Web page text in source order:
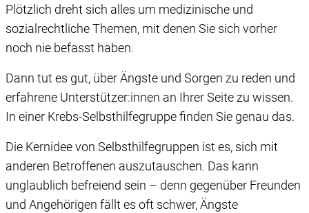
Plötzlich dreht sich alles um medizinische und
sozialrechtliche Themen, mit denen Sie sich vorher
noch nie befasst haben.
Dann tut es gut, über Ängste und Sorgen zu reden und
erfahrene Unterstützer:innen an Ihrer Seite zu wissen.
In einer Krebs-Selbsthilfegruppe finden Sie genau das.
Die Kernidee von Selbsthilfegruppen ist es, sich mit
anderen Betroffenen auszutauschen. Das kann
unglaublich befreiend sein – denn gegenüber Freunden
und Angehörigen fällt es oft schwer, Ängste